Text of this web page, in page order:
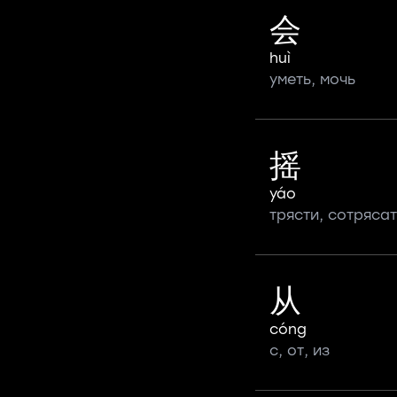
会
huì
уметь, мочь
摇
yáo
трясти,
从
cóng
с, от, из